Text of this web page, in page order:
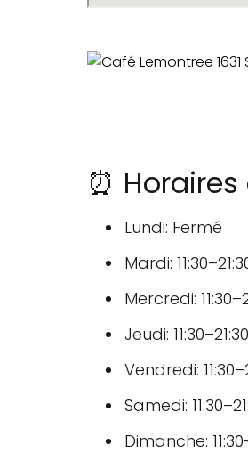
⏰
Lundi: Fermé
Mardi:
Mercredi:
Jeudi: 11:30–21:30
Vendredi:
Samedi:
Dimanche: